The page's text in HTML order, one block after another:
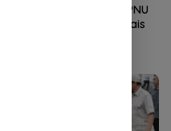
Rekor Pendaftar PD-PKPNU
Capai 607, Abiya Yusri Rais